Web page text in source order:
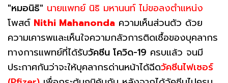
"หมอนิธิ" นายแพทย์ นิธิ มหานนท์ ไม่ขอลงตำแหน่ง
โพสต์ Nithi Mahanonda ความเห็นส่วนตัว ด้วย
ความเคารพและเห็นใจความกลัวการติดเชื้อของบุคลากร
ทางการแพทย์ที่ได้รับวัคซีน โควิด-19 ครบแล้ว จนมี
ประกาศกันว่าจะให้บุคลากรด่านหน้าได้ฉีดวัคซีนไฟเซอร์